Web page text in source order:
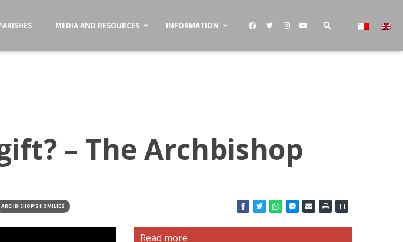
MEDIA AND RESOURCES INFORMATION
– The Archbishop
ARCHBISHOP'S HOMILIES
Read more